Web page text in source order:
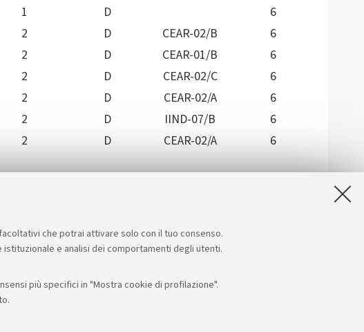
che potrai attivare solo con il tuo consenso.
e analisi dei comportamenti degli utenti.
più specifici in "Mostra cookie di profilazione".
1 D
6
2 D CEAR-02/B
6
2 D CEAR-01/B
6
2 D CEAR-02/C
6
2 D CEAR-02/A
6
2 D IIND-07/B
6
2 D CEAR-02/A 6